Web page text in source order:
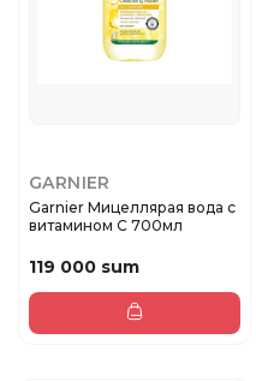
GARNIER
Garnier Мицеллярая вода с
витамином C 700мл
119 000 sum